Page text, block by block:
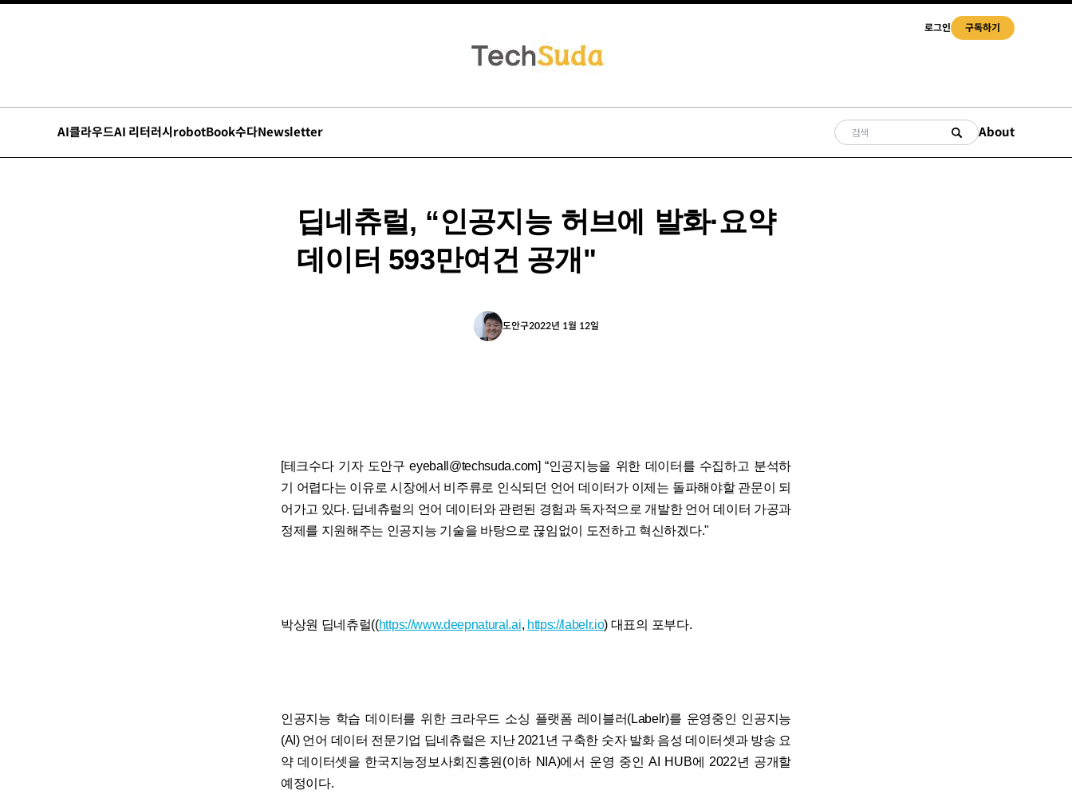
로그인 구독하기
AI클라우드AI 리터러시robotBook수다Newsletter About
딥네츄럴, “인공지능 허브에 발화·요약
데이터 593만여건 공개"
도안구2022년 1월 12일
[테크수다 기자 도안구 eyeball@techsuda.com] “인공지능을 위한 데이터를 수집하고 분석하
기 어렵다는 이유로 시장에서 비주류로 인식되던 언어 데이터가 이제는 돌파해야할 관문이 되
어가고 있다. 딥네츄럴의 언어 데이터와 관련된 경험과 독자적으로 개발한 언어 데이터 가공과
정제를 지원해주는 인공지능 기술을 바탕으로 끊임없이 도전하고 혁신하겠다."
박상원 딥네츄럴((https://www.deepnatural.ai, https://labelr.io) 대표의 포부다.
인공지능 학습 데이터를 위한 크라우드 소싱 플랫폼 레이블러(Labelr)를 운영중인 인공지능
(AI) 언어 데이터 전문기업 딥네츄럴은 지난 2021년 구축한 숫자 발화 음성 데이터셋과 방송 요
약 데이터셋을 한국지능정보사회진흥원(이하 NIA)에서 운영 중인 AI HUB에 2022년 공개할
예정이다.